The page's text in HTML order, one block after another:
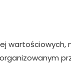
wartościowych,